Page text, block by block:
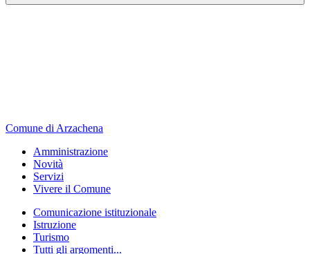
Comune di Arzachena
Amministrazione
Novità
Servizi
Vivere il Comune
Comunicazione istituzionale
Istruzione
Turismo
Tutti gli argomenti...